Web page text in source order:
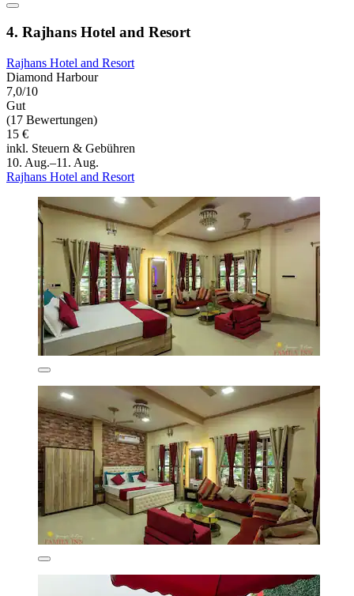
4. Rajhans Hotel and Resort
Rajhans Hotel and Resort
Diamond Harbour
7,0/10
Gut
(17 Bewertungen)
15 €
inkl. Steuern & Gebühren
10. Aug.–11. Aug.
Rajhans Hotel and Resort